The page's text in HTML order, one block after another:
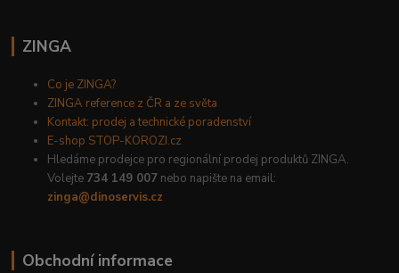
ZINGA
Co je ZINGA?
ZINGA reference z ČR a ze světa
Kontakt: prodej a technické poradenství
E-shop STOP-KOROZI.cz
Hledáme prodejce pro regionální prodej produktů ZINGA.
Volejte 734 149 007 nebo napište na email:
zinga@dinoservis.cz
Obchodní informace